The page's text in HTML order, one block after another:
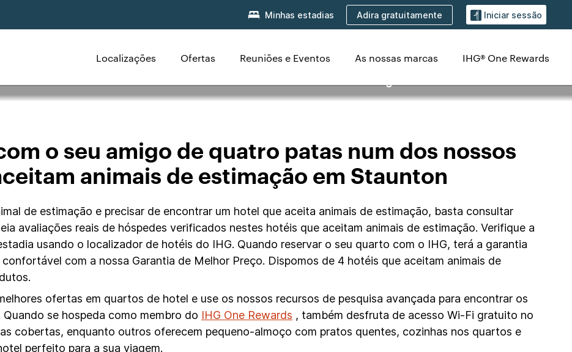
Minhas estadias Adira gratuitamente Iniciar sessão
Localizações Ofertas Reuniões e Eventos As nossas marcas IHG® One Rewards
aceitam animais de estimação em
o seu amigo de quatro patas num dos nossos
animais de estimação em Staunton
de estimação e precisar de encontrar um hotel que aceita animais de estimação, basta consultar
avaliações reais de hóspedes verificados nestes hotéis que aceitam animais de estimação. Verifique a
usando o localizador de hotéis do IHG. Quando reservar o seu quarto com o IHG, terá a garantia
com a nossa Garantia de Melhor Preço. Dispomos de 4 hotéis que aceitam animais de
ofertas em quartos de hotel e use os nossos recursos de pesquisa avançada para encontrar os
se hospeda como membro do IHG One Rewards , também desfruta de acesso Wi-Fi gratuito no
cobertas, enquanto outros oferecem pequeno-almoço com pratos quentes, cozinhas nos quartos e
perfeito para a sua viagem.